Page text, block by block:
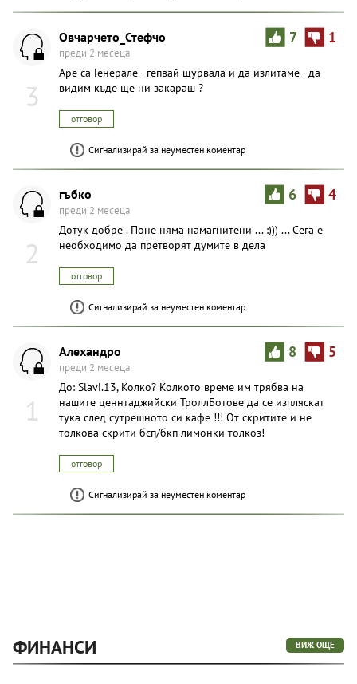
3
7 1
Овчарчето_Стефчо
преди 2 месеца
Аре са Генерале - гепвай щурвала и да излитаме - да
видим къде ще ни закараш ?
отговор
Сигнализирай за неуместен коментар
2
6 4
гъбко
преди 2 месеца
Дотук добре . Поне няма намагнитени ... :))) ... Сега е
необходимо да претворят думите в дела
отговор
Сигнализирай за неуместен коментар
1
8 5
Aлexaндpo
преди 2 месеца
До: Slavi.13, Колко? Колкото време им трябва на
нашите ценнтаджийски ТроллБотове да се изпляскат
тука след сутрешното си кафе !!! От скритите и не
толкова скрити бсп/бкп лимонки толкоз!
отговор
Сигнализирай за неуместен коментар
ФИНАНСИ ВИЖ ОЩЕ